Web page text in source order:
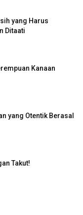
yang Harus
Ditaati
Kanaan
yang Otentik Berasal
Takut!